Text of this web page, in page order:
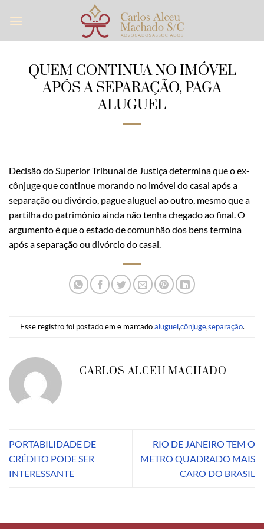
QUEM CONTINUA NO IMÓVEL
APÓS A SEPARAÇÃO, PAGA
ALUGUEL
Decisão do Superior Tribunal de Justiça determina que o ex-
cônjuge que continue morando no imóvel do casal após a
separação ou divórcio, pague aluguel ao outro, mesmo que a
partilha do patrimônio ainda não tenha chegado ao final. O
argumento é que o estado de comunhão dos bens termina
após a separação ou divórcio do casal.
Esse registro foi postado em e marcadoaluguel,cônjuge,separação.
CARLOS ALCEU MACHADO
PORTABILIDADE DE
CRÉDITO PODE SER
INTERESSANTE
RIO DE JANEIRO TEM O
METRO QUADRADO MAIS
CARO DO BRASIL